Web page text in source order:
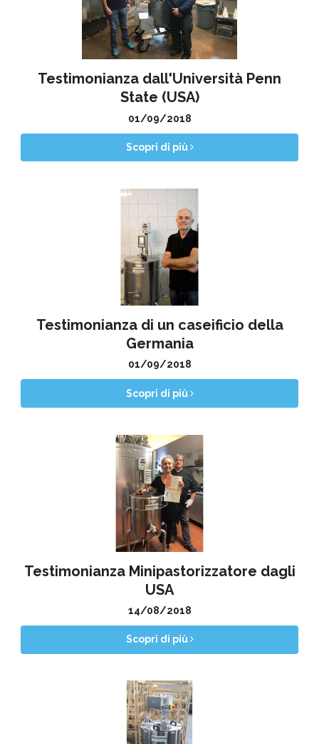
Testimonianza dall'Università Penn
State (USA)
01/09/2018
Scopri di più
Testimonianza di un caseificio della
Germania
01/09/2018
Scopri di più
Testimonianza Minipastorizzatore dagli
USA
14/08/2018
Scopri di più